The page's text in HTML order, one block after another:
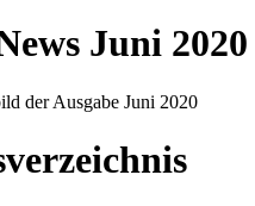
Juni 2020